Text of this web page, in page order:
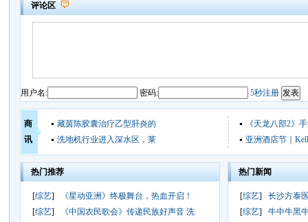
评论区
用户名: 密码: 5秒注册
商
讯
藏茵陈胶囊治疗乙型肝炎的
《天龙八部2》
洗地机行业进入深水区，莱
亚洲酒店节｜
热门推荐
[综艺]
《星动亚洲》终极舞台，热血开启！
[综艺]
《中国农民歌会》传递民族好声音 洗
热门新闻
[综艺]
长沙方泰
[综艺]
牛中牛黑